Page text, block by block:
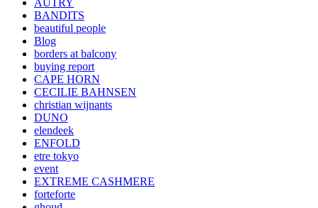
AUTRY
BANDITS
beautiful people
Blog
borders at balcony
buying report
CAPE HORN
CECILIE BAHNSEN
christian wijnants
DUNO
elendeek
ENFOLD
etre tokyo
event
EXTREME CASHMERE
forteforte